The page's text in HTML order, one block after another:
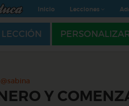
Inicio Lecciones
@sabina
Y